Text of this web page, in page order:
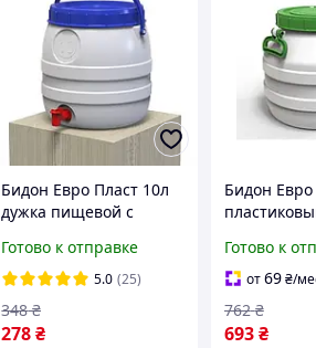
Бидон Евро Пласт 10л
дужка пищевой с
(без прокладки под
крышкой)
Готово к отправке
5.0 (25)
278₴
348 ₴
Бидон Евро
1734-TD
Готово к
от69 ₴/
693 ₴
762 ₴